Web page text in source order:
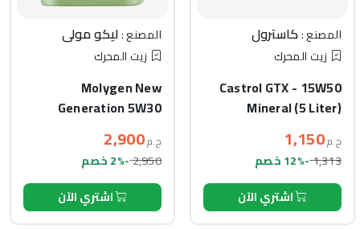
المصنع :كاسترول
زيت المحرك
Castrol GTX - 15W50
Mineral (5 Liter)
ج.م1,150
1,313-12% خصم
اشتري الآن
المصنع :ليكو مولي
زيت المحرك
Molygen New
Generation 5W30
ج.م2,900
2,950-2% خصم
اشتري الآن